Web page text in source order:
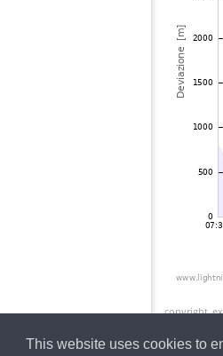
This website uses cookies to